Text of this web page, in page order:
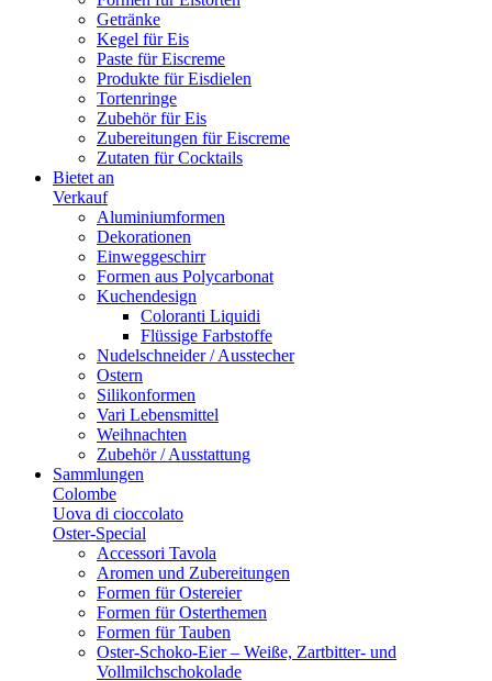
Getränke
Kegel für Eis
Paste für Eiscreme
Produkte für Eisdielen
Tortenringe
Zubehör für Eis
Zubereitungen für Eiscreme
Zutaten für Cocktails
Bietet an
Verkauf
Aluminiumformen
Dekorationen
Einweggeschirr
Formen aus Polycarbonat
Kuchendesign
Coloranti Liquidi
Flüssige Farbstoffe
Nudelschneider / Ausstecher
Ostern
Silikonformen
Vari Lebensmittel
Weihnachten
Zubehör / Ausstattung
Sammlungen
Colombe
Uova di cioccolato
Oster-Special
Accessori Tavola
Aromen und Zubereitungen
Formen für Ostereier
Formen für Osterthemen
Formen für Tauben
Oster-Schoko-Eier – Weiße, Zartbitter- und
Vollmilchschokolade